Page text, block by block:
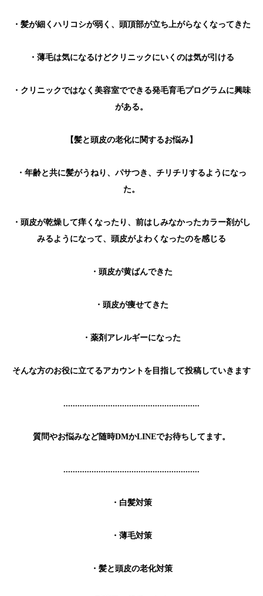
・髪が細くハリコシが弱く、頭頂部が立ち上がらなくなってきた
・薄毛は気になるけどクリニックにいくのは気が引ける
・クリニックではなく美容室でできる発毛育毛プログラムに興味
がある。
【髪と頭皮の老化に関するお悩み】
・年齢と共に髪がうねり、パサつき、チリチリするようになっ
た。
・頭皮が乾燥して痒くなったり、前はしみなかったカラー剤がし
みるようになって、頭皮がよわくなったのを感じる
・頭皮が黄ばんできた
・頭皮が痩せてきた
・薬剤アレルギーになった
そんな方のお役に立てるアカウントを目指して投稿していきます
..........................................................
質問やお悩みなど随時DMかLINEでお待ちしてます。
..........................................................
・白髪対策
・薄毛対策
・髪と頭皮の老化対策